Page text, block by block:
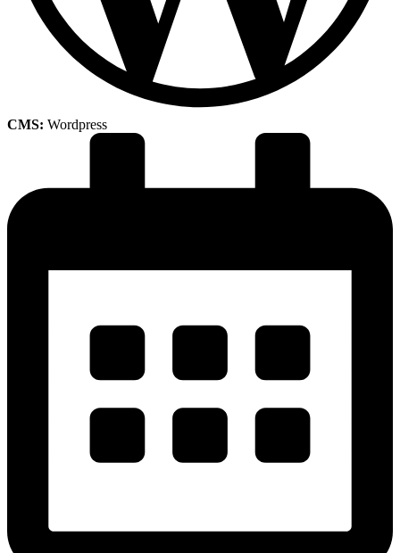
CMS: Wordpress